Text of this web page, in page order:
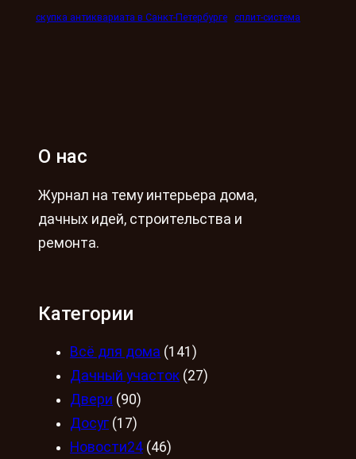
скупка антиквариата в Санкт-Петербурге сплит-система
О нас
Журнал на тему интерьера дома,
дачных идей, строительства и
ремонта.
Категории
Всё для дома (141)
Дачный участок (27)
Двери (90)
Досуг (17)
Новости24 (46)